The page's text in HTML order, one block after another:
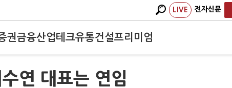
LIVE 전자신문
권금융산업테크유통건설프리미엄
연 대표는 연임